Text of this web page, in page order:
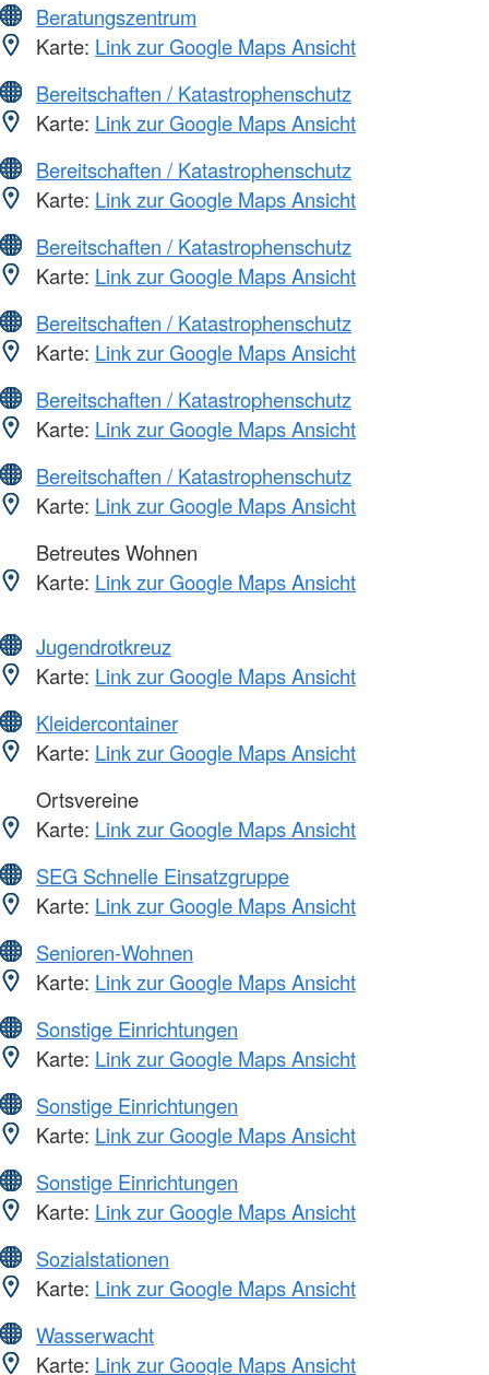
Beratungszentrum
Karte: Link zur Google Maps Ansicht
Bereitschaften / Katastrophenschutz
Karte: Link zur Google Maps Ansicht
Bereitschaften / Katastrophenschutz
Karte: Link zur Google Maps Ansicht
Bereitschaften / Katastrophenschutz
Karte: Link zur Google Maps Ansicht
Bereitschaften / Katastrophenschutz
Karte: Link zur Google Maps Ansicht
Bereitschaften / Katastrophenschutz
Karte: Link zur Google Maps Ansicht
Bereitschaften / Katastrophenschutz
Karte: Link zur Google Maps Ansicht
Betreutes Wohnen
Karte: Link zur Google Maps Ansicht
Jugendrotkreuz
Karte: Link zur Google Maps Ansicht
Kleidercontainer
Karte: Link zur Google Maps Ansicht
Ortsvereine
Karte: Link zur Google Maps Ansicht
SEG Schnelle Einsatzgruppe
Karte: Link zur Google Maps Ansicht
Senioren-Wohnen
Karte: Link zur Google Maps Ansicht
Sonstige Einrichtungen
Karte: Link zur Google Maps Ansicht
Sonstige Einrichtungen
Karte: Link zur Google Maps Ansicht
Sonstige Einrichtungen
Karte: Link zur Google Maps Ansicht
Sozialstationen
Karte: Link zur Google Maps Ansicht
Wasserwacht
Karte: Link zur Google Maps Ansicht